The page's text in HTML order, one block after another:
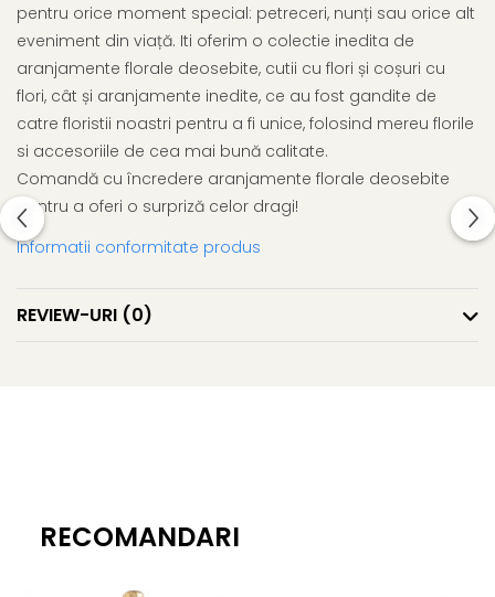
pentru orice moment special: petreceri, nunți sau orice alt
eveniment din viață. Iti oferim o colectie inedita de
aranjamente florale deosebite, cutii cu flori și coșuri cu
flori, cât și aranjamente inedite, ce au fost gandite de
catre floristii noastri pentru a fi unice, folosind mereu florile
si accesoriile de cea mai bună calitate.
Comandă cu încredere aranjamente florale deosebite
pentru a oferi o surpriză celor dragi!
Informatii conformitate produs
REVIEW-URI (0)
RECOMANDARI